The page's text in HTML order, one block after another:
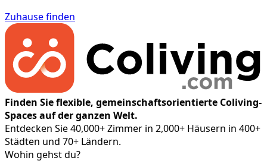
Zuhause finden
Finden Sie flexible, gemeinschaftsorientierte Coliving-
Spaces auf der ganzen Welt.
Entdecken Sie 40,000+ Zimmer in 2,000+ Häusern in 400+
Städten und 70+ Ländern.
Wohin gehst du?